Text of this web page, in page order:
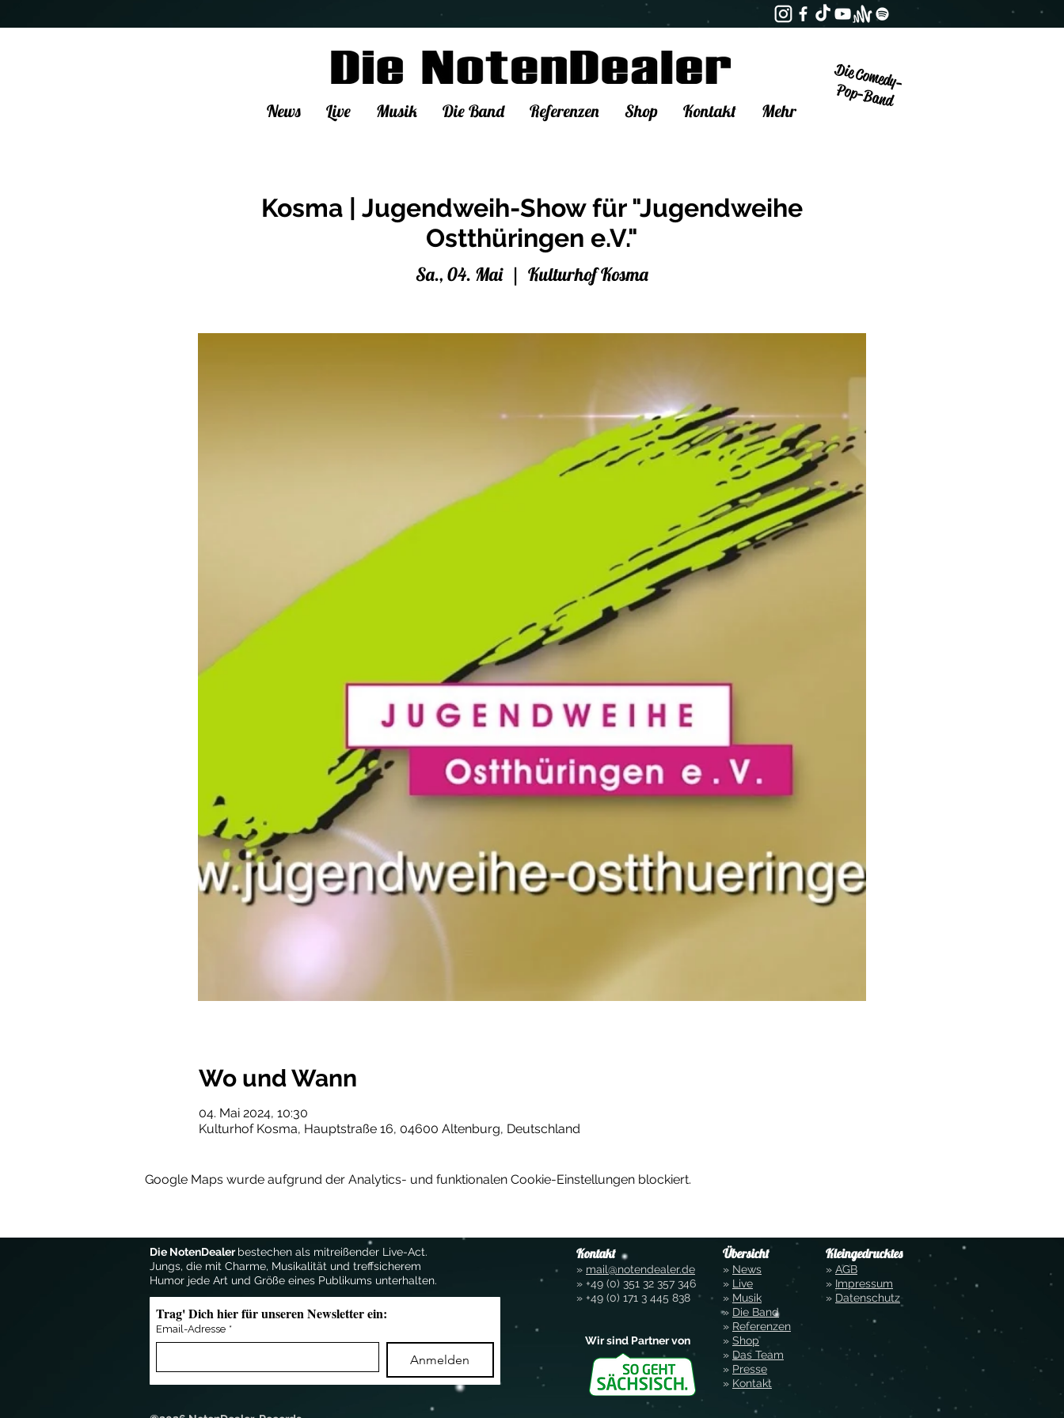
News Live Musik Die Band Referenzen Shop Kontakt Mehr
Die Comedy-
Pop-Band
Kosma | Jugendweih-Show für "Jugendweihe
Ostthüringen e.V."
Sa., 04. Mai
  |
Kulturhof Kosma
Wo und Wann
04. Mai 2024, 10:30
Kulturhof Kosma, Hauptstraße 16, 04600 Altenburg, Deutschland
Google Maps wurde aufgrund der Analytics- und funktionalen Cookie-Einstellungen blockiert.
Die NotenDealerbestechen als mitreißender Live-Act.
Jungs, die mit Charme, Musikalität und treffsicherem
Humor jede Art und Größe eines Publikums unterhalten.
Trag' Dich hier für unseren Newsletter ein:
Email-Adresse *
Anmelden
Kontakt
» mail@notendealer.de
» +49 (0) 351 32 357 346
» +49 (0) 171 3 445 838
Übersicht
» News
» Live
» Musik
» Die Band
» Referenzen
» Shop
» Das Team
» Presse
» Kontakt
Kleingedrucktes
» AGB
» Impressum
» Datenschutz
Wir sind Partner von